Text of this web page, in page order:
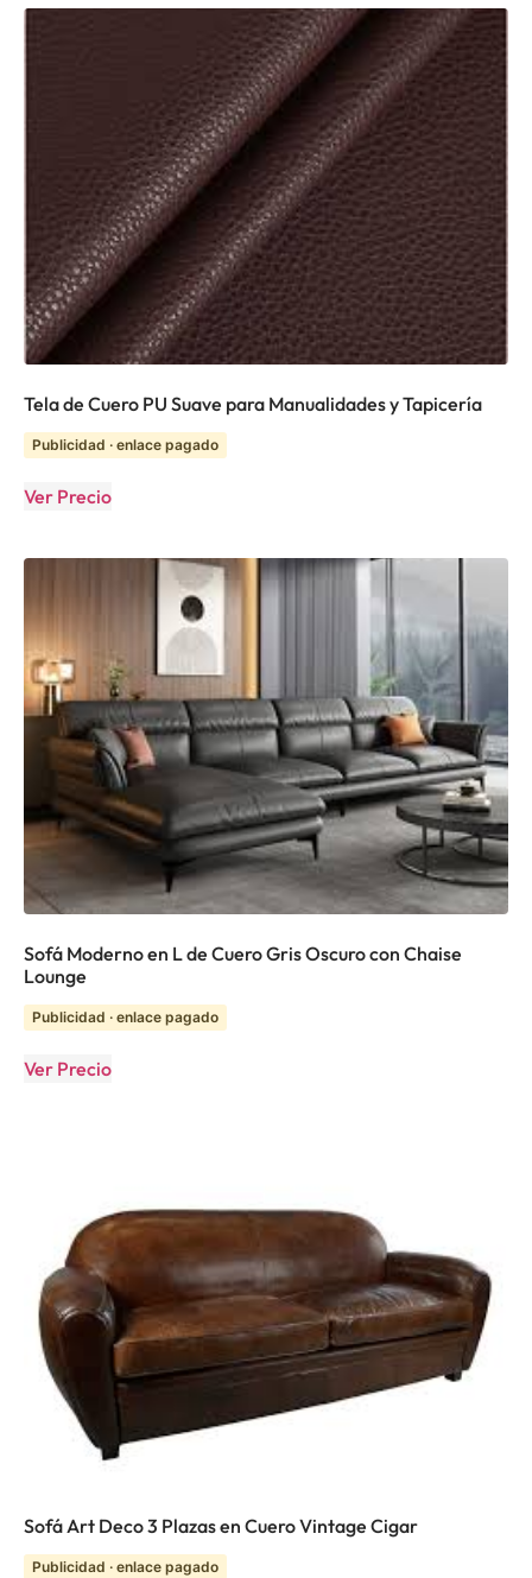
Tela de Cuero PU Suave para Manualidades y Tapicería
Publicidad · enlace pagado
Ver Precio
Sofá Moderno en L de Cuero Gris Oscuro con Chaise
Lounge
Publicidad · enlace pagado
Ver Precio
Sofá Art Deco 3 Plazas en Cuero Vintage Cigar
Publicidad · enlace pagado